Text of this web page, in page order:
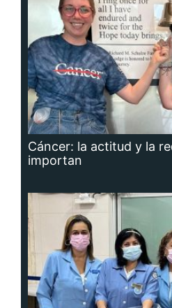
Cáncer: la actitud y la
importan